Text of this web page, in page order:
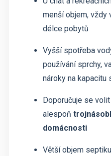
menší objem, vždy
délce pobytů
Vyšší spotřeba
používání sprchy,
nároky na kapacitu
Doporučuje se
alespoň
domácnosti
Větší objem